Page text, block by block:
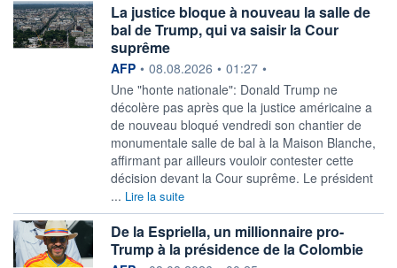
La justice bloque à nouveau la salle de
bal de Trump, qui va saisir la Cour
suprême
information fournie par
AFP • 08.08.2026 • 01:27 •
Une "honte nationale": Donald Trump ne
décolère pas après que la justice américaine a
de nouveau bloqué vendredi son chantier de
monumentale salle de bal à la Maison Blanche,
affirmant par ailleurs vouloir contester cette
décision devant la Cour suprême. Le président
... Lire la suite
De la Espriella, un millionnaire pro-
Trump à la présidence de la Colombie